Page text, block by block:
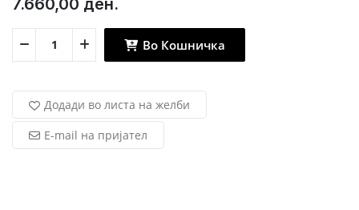
Во Кошничка
Додади во листа на желби
E-mail на пријател